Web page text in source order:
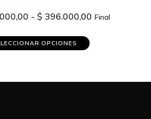
- $ 396.000,00 Final
OPCIONES